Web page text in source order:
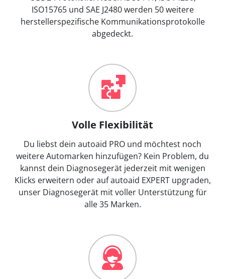
ISO15765 und SAE J2480 werden 50 weitere
herstellerspezifische Kommunikationsprotokolle
abgedeckt.
Volle Flexibilität
Du liebst dein autoaid PRO und möchtest noch
weitere Automarken hinzufügen? Kein Problem, du
kannst dein Diagnosegerät jederzeit mit wenigen
Klicks erweitern oder auf autoaid EXPERT upgraden,
unser Diagnosegerät mit voller Unterstützung für
alle 35 Marken.